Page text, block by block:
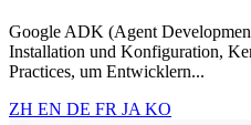
Google ADK (Agent
Installation und Konfiguration,
Practices, um Entwicklern...
ZH EN DE FR JA KO